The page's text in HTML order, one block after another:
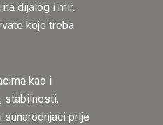
dijalog i mir.
koje treba
kao i
stabilnosti,
sunarodnjaci prije